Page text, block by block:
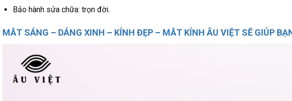
Bảo hành sửa chữa: trọn đời.
MẮT SÁNG – DÁNG XINH – KÍNH ĐẸP – MẮT KÍNH ÂU VIỆT SẼ GIÚP